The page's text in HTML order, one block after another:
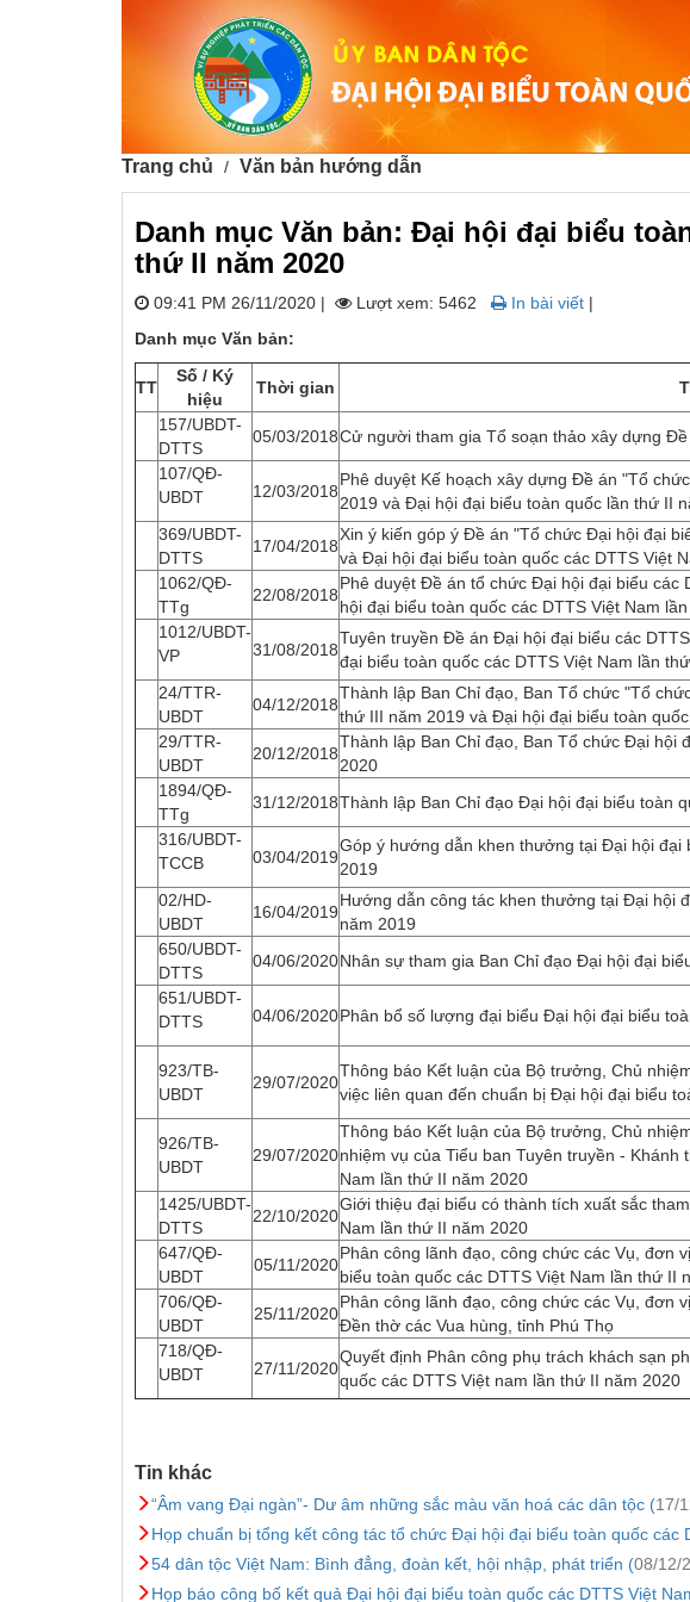
Trang chủ Văn bản hướng dẫn
Danh mục Văn bản: Đại hội đại biểu
thứ II năm 2020
09:41 PM 26/11/2020 | Lượt xem: 5462 In bài viết |
Danh mục Văn bản:
TT
Số / Ký
hiệu
Thời gian
157/UBDT-
DTTS
05/03/2018Cử người tham gia Tổ soạn thảo xây dựng
107/QĐ-
UBDT
12/03/2018
Phê duyệt Kế hoạch xây dựng Đề án "Tổ
2019 và Đại hội đại biểu toàn quốc lần thứ II
369/UBDT-
DTTS
17/04/2018
Xin ý kiến góp ý Đề án "Tổ chức Đại hội đại
và Đại hội đại biểu toàn quốc các DTTS Việt
1062/QĐ-
TTg
22/08/2018
Phê duyệt Đề án tổ chức Đại hội đại biểu các
hội đại biểu toàn quốc các DTTS Việt Nam
1012/UBDT-
VP
31/08/2018
Tuyên truyền Đề án Đại hội đại biểu các
đại biểu toàn quốc các DTTS Việt Nam lần
24/TTR-
UBDT
04/12/2018
Thành lập Ban Chỉ đạo, Ban Tổ chức "Tổ
thứ III năm 2019 và Đại hội đại biểu toàn
29/TTR-
UBDT
20/12/2018
Thành lập Ban Chỉ đạo, Ban Tổ chức Đại hội
2020
1894/QĐ-
TTg
31/12/2018Thành lập Ban Chỉ đạo Đại hội đại biểu toàn
316/UBDT-
TCCB
03/04/2019
Góp ý hướng dẫn khen thưởng tại Đại hội đại
2019
02/HD-
UBDT
16/04/2019
Hướng dẫn công tác khen thưởng tại Đại hội
năm 2019
650/UBDT-
DTTS
04/06/2020Nhân sự tham gia Ban Chỉ đạo Đại hội đại
651/UBDT-
DTTS
04/06/2020Phân bổ số lượng đại biểu Đại hội đại biểu
923/TB-
UBDT
29/07/2020
Thông báo Kết luận của Bộ trưởng, Chủ
việc liên quan đến chuẩn bị Đại hội đại biểu
926/TB-
UBDT
29/07/2020
Thông báo Kết luận của Bộ trưởng, Chủ
nhiệm vụ của Tiểu ban Tuyên truyền -
Nam lần thứ II năm 2020
1425/UBDT-
DTTS
22/10/2020
Giới thiệu đại biểu có thành tích xuất sắc
Nam lần thứ II năm 2020
647/QĐ-
UBDT
05/11/2020
Phân công lãnh đạo, công chức các Vụ, đơn
biểu toàn quốc các DTTS Việt Nam lần thứ II
706/QĐ-
UBDT
25/11/2020
Phân công lãnh đạo, công chức các Vụ, đơn
Đền thờ các Vua hùng, tỉnh Phú Thọ
718/QĐ-
UBDT
27/11/2020
Quyết định Phân công phụ trách khách sạn
quốc các DTTS Việt nam lần thứ II năm 2020
Tin khác
“Âm vang Đại ngàn”- Dư âm những sắc màu văn hoá các dân tộc (17/
Họp chuẩn bị tổng kết công tác tổ chức Đại hội đại biểu toàn quốc các
54 dân tộc Việt Nam: Bình đẳng, đoàn kết, hội nhập, phát triển (08/12/
Họp báo công bố kết quả Đại hội đại biểu toàn quốc các DTTS Việt